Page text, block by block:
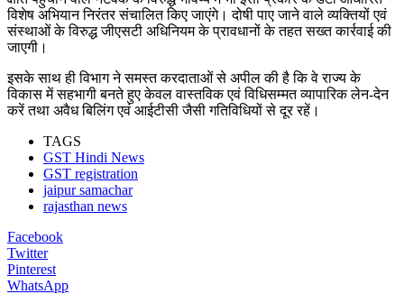
विशेष अभियान निरंतर संचालित किए जाएंगे। दोषी पाए जाने वाले व्यक्तियों एवं
संस्थाओं के विरुद्ध जीएसटी अधिनियम के प्रावधानों के तहत सख्त कार्रवाई की
जाएगी।
इसके साथ ही विभाग ने समस्त करदाताओं से अपील की है कि वे राज्य के
विकास में सहभागी बनते हुए केवल वास्तविक एवं विधिसम्मत व्यापारिक लेन-देन
करें तथा अवैध बिलिंग एवं आईटीसी जैसी गतिविधियों से दूर रहें।
TAGS
GST Hindi News
GST registration
jaipur samachar
rajasthan news
Facebook
Twitter
Pinterest
WhatsApp